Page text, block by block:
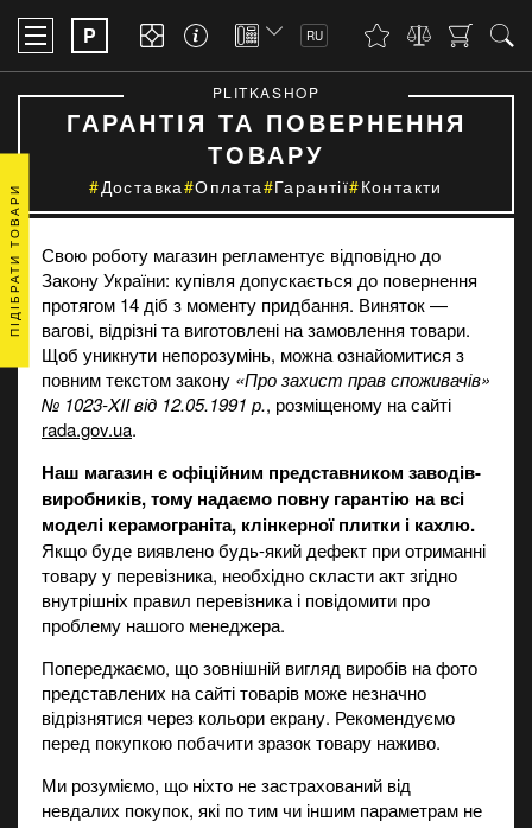
P RU
PLITKASHOP
ГАРАНТІЯ ТА ПОВЕРНЕННЯ
ТОВАРУ
Доставка Оплата Гарантії Контакти
Свою роботу магазин регламентує відповідно до
Закону України: купівля допускається до повернення
протягом 14 діб з моменту придбання. Виняток —
вагові, відрізні та виготовлені на замовлення товари.
Щоб уникнути непорозумінь, можна ознайомитися з
повним текстом закону «Про захист прав споживачів»
№ 1023-XII від 12.05.1991 р., розміщеному на сайті
rada.gov.ua.
Наш магазин є офіційним представником заводів-
виробників, тому надаємо повну гарантію на всі
моделі керамограніта, клінкерної плитки і кахлю.
Якщо буде виявлено будь-який дефект при отриманні
товару у перевізника, необхідно скласти акт згідно
внутрішніх правил перевізника і повідомити про
проблему нашого менеджера.
Попереджаємо, що зовнішній вигляд виробів на фото
представлених на сайті товарів може незначно
відрізнятися через кольори екрану. Рекомендуємо
перед покупкою побачити зразок товару наживо.
Ми розуміємо, що ніхто не застрахований від
невдалих покупок, які по тим чи іншим параметрам не
ПІДІБРАТИ ТОВАРИ